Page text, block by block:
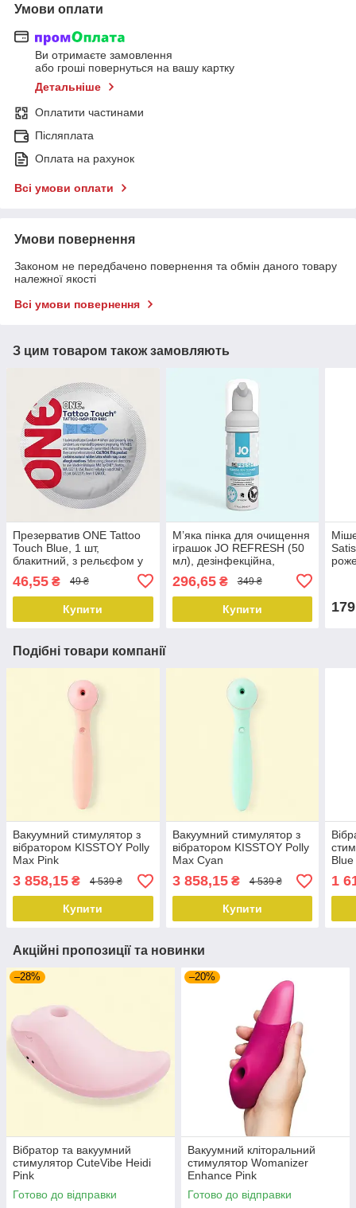
Умови оплати
Ви отримаєте замовлення
або гроші повернуться на вашу картку
Детальніше
Оплатити частинами
Післяплата
Оплата на рахунок
Всі умови оплати
Умови повернення
Законом не передбачено повернення та обмін даного товару
належної якості
Всі умови повернення
З цим товаром також замовляють
Презерватив ONE Tattoo
Touch Blue, 1 шт,
блакитний, з рельєфом у
46,55 ₴ 49 ₴
Купити
М’яка пінка для очищення
іграшок JO REFRESH (50
мл), дезінфекційна,
296,65₴ 349 ₴
Купити 179
Подібні товари компанії
Вакуумний стимулятор з
вібратором KISSTOY Polly
Max Pink
3 858,15 ₴ 4 539 ₴
Купити
Вакуумний стимулятор з
вібратором KISSTOY Polly
Max Cyan
3 858,15₴ 4 539 ₴
Купити
Blue
1
Акційні пропозиції та новинки
–28%
Вібратор та вакуумний
стимулятор CuteVibe Heidi
Pink
Готово до відправки
–20%
Вакуумний кліторальний
стимулятор Womanizer
Enhance Pink
Готово до відправки